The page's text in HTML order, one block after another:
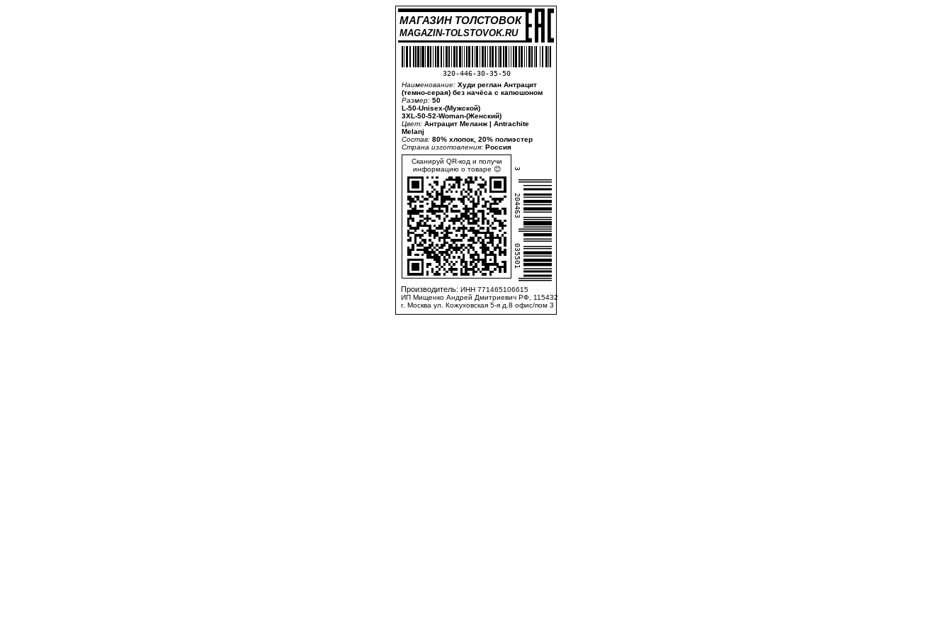
МАГАЗИН ТОЛСТОВОК
MAGAZIN-TOLSTOVOK.RU
320-446-30-35-50
Наименование: Худи реглан Антрацит
(темно-серая) без начёса с капюшоном
Размер: 50
L-50-Unisex-(Мужской)
3XL-50-52-Woman-(Женский)
Цвет: Антрацит Меланж | Antrachite
Melanj
Состав: 80% хлопок, 20% полиэстер
Страна изготовления: Россия
Сканируй QR-код и получи
информацию о товаре 😊
3
204463
035501
Производитель: ИНН 771465106615
ИП Мищенко Андрей Дмитриевич РФ, 115432
г. Москва ул. Кожуховская 5-я д.8 офис/пом 3